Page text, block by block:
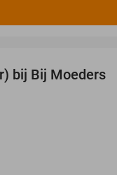
bij Bij Moeders